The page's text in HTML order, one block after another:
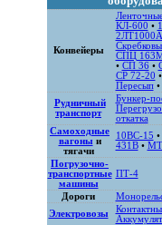
Конвейеры
КЛ-600 •
2ЛТ1000А
СПЦ
• СП 36•
СР 72-20 •
Пересып•
Рудничный
транспорт
Бункер-
откатка
Самоходные
вагоны и
тягачи
10ВС-15 •
431B•
Погрузочно-
транспортные
машины
ПТ-4
Дороги
Электровозы